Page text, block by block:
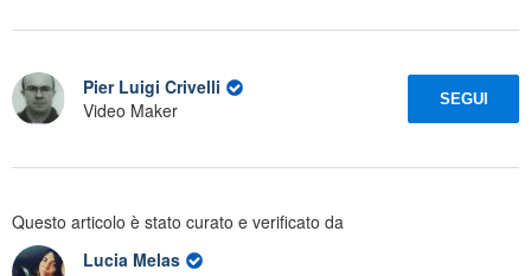
Pier Luigi Crivelli
Video Maker
SEGUI
Questo articolo è stato curato e verificato da
Lucia Melas